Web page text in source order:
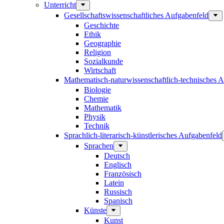
Unterricht
Gesellschaftswissenschaftliches Aufgabenfeld
Geschichte
Ethik
Geographie
Religion
Sozialkunde
Wirtschaft
Mathematisch-naturwissenschaftlich-technisches
Biologie
Chemie
Mathematik
Physik
Technik
Sprachlich-literarisch-künstlerisches Aufgabenfeld
Sprachen
Deutsch
Englisch
Französisch
Latein
Russisch
Spanisch
Künste
Kunst